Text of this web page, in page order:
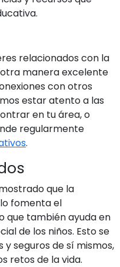
relacionados con la
manera excelente
con otros
estar atento a las
en tu área, o
regularmente
.
que la
fomenta el
que también ayuda en
de los niños. Esto se
seguros de sí mismos,
retos de la vida.